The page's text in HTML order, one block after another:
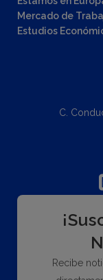
Mercado de
Estudios
C.
Recibe